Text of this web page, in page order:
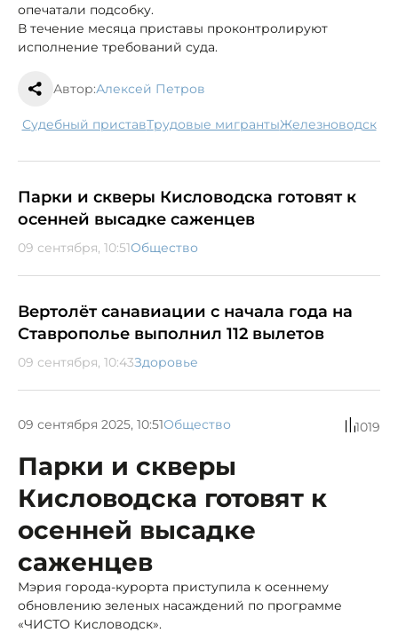
опечатали подсобку.
В течение месяца приставы проконтролируют
исполнение требований суда.
Автор:Алексей Петров
судебный пристав трудовые мигранты Железноводск
Парки и скверы Кисловодска готовят к
осенней высадке саженцев
09 сентября, 10:51Общество
Вертолёт санавиации с начала года на
Ставрополье выполнил 112 вылетов
09 сентября, 10:43Здоровье
09 сентября 2025, 10:51Общество 1019
Парки и скверы
Кисловодска готовят к
осенней высадке
саженцев
Мэрия города-курорта приступила к осеннему
обновлению зеленых насаждений по программе
«ЧИСТО Кисловодск».